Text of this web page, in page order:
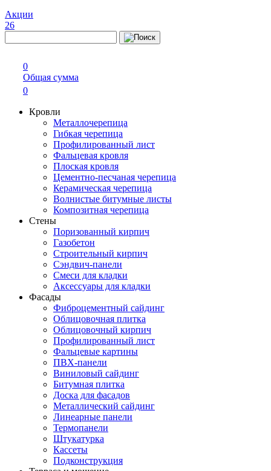
Акции
26
0
Общая сумма
0
Кровли
Металлочерепица
Гибкая черепица
Профилированный лист
Фальцевая кровля
Плоская кровля
Цементно-песчаная черепица
Керамическая черепица
Волнистые битумные листы
Композитная черепица
Стены
Поризованный кирпич
Газобетон
Строительный кирпич
Сэндвич-панели
Смеси для кладки
Аксессуары для кладки
Фасады
Фиброцементный сайдинг
Облицовочная плитка
Облицовочный кирпич
Профилированный лист
Фальцевые картины
ПВХ-панели
Виниловый сайдинг
Битумная плитка
Доска для фасадов
Металлический сайдинг
Линеарные панели
Термопанели
Штукатурка
Кассеты
Подконструкция